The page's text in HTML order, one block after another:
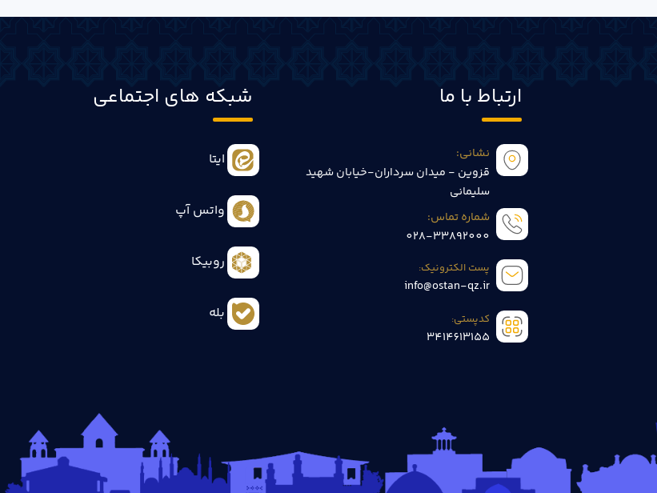
ارتباط با ما
نشانی:
قزوین - میدان سرداران-خیابان شهید
سلیمانی
شماره تماس:
028-33892000
پست الکترونیک:
info@ostan-qz.ir
کدپستی:
3414613155
شبکه های اجتماعی
ایتا
واتس آپ
روبیکا
بله